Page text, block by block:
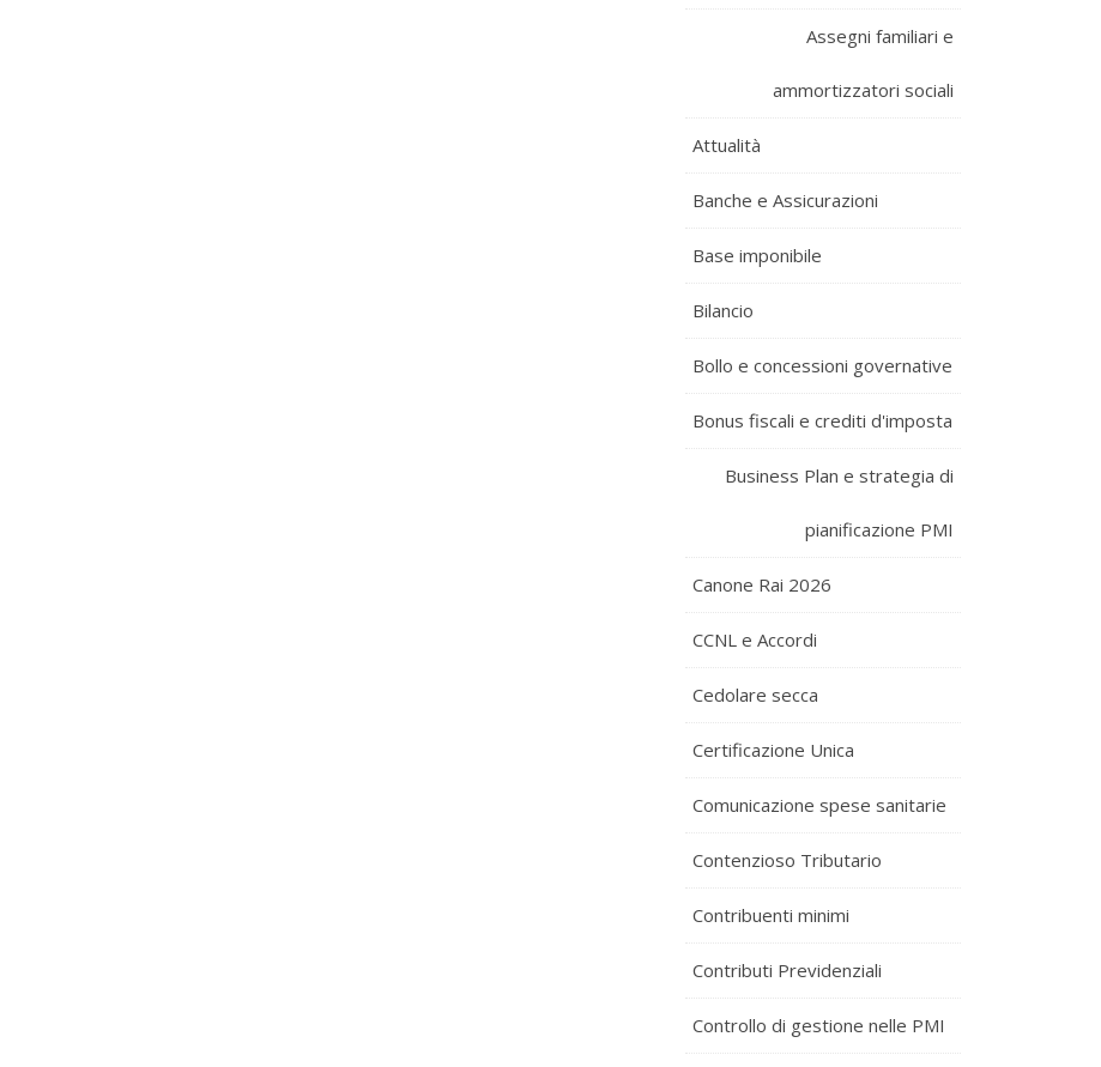
Assegni familiari e
ammortizzatori sociali
Attualità
Banche e Assicurazioni
Base imponibile
Bilancio
Bollo e concessioni governative
Bonus fiscali e crediti d'imposta
Business Plan e strategia di
pianificazione PMI
Canone Rai 2026
CCNL e Accordi
Cedolare secca
Certificazione Unica
Comunicazione spese sanitarie
Contenzioso Tributario
Contribuenti minimi
Contributi Previdenziali
Controllo di gestione nelle PMI